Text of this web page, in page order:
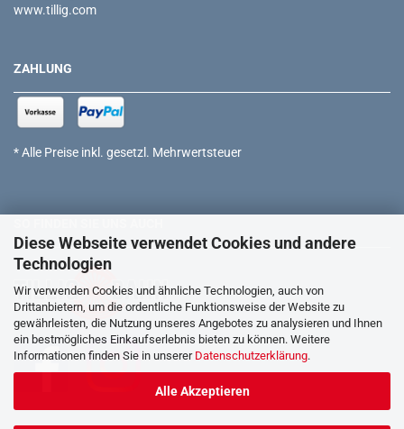
Diese Webseite verwendet Cookies und andere
Technologien
Wir verwenden Cookies und ähnliche Technologien, auch von
Drittanbietern, um die ordentliche Funktionsweise der Website zu
gewährleisten, die Nutzung unseres Angebotes zu analysieren und Ihnen
ein bestmögliches Einkaufserlebnis bieten zu können. Weitere
Informationen finden Sie in unserer Datenschutzerklärung.
Alle Akzeptieren
www.tillig.com
ZAHLUNG
* Alle Preise inkl. gesetzl. Mehrwertsteuer